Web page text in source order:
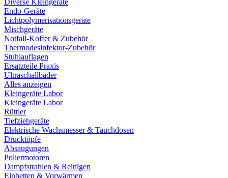
Diverse Kleingeräte
Endo-Geräte
Lichtpolymerisationsgeräte
Mischgeräte
Notfall-Koffer & Zubehör
Thermodesinfektor-Zubehör
Stuhlauflagen
Ersatzteile Praxis
Ultraschallbäder
Alles anzeigen
Kleingeräte Labor
Kleingeräte Labor
Rüttler
Tiefziehgeräte
Elektrische Wachsmesser & Tauchdosen
Drucktöpfe
Absaugungen
Poliermotoren
Dampfstrahlen & Reinigen
Einbetten & Vorwärmen